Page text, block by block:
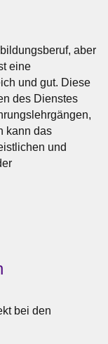
aber
eine
und gut. Diese
des Dienstes
kann das
und
bei den